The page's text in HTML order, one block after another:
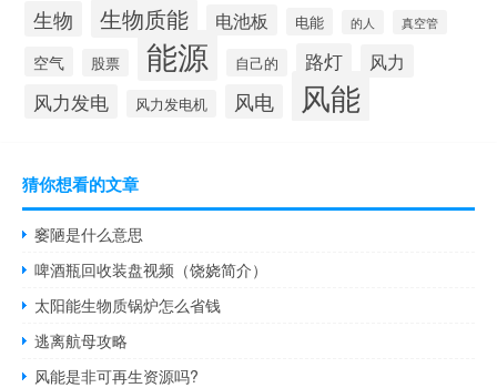
生物
生物质能 电池板 电能 的人 真空管
空气 股票 能源 自己的 路灯 风力
风力发电 风力发电机 风电 风能
猜你想看的文章
窭陋是什么意思
啤酒瓶回收装盘视频（饶娆简介）
太阳能生物质锅炉怎么省钱
逃离航母攻略
风能是非可再生资源吗?